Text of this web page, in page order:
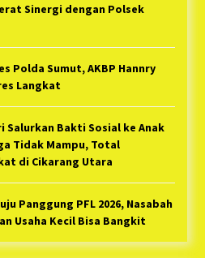
Sinergi dengan Polsek
Polda Sumut, AKBP Hannry
Langkat
Salurkan Bakti Sosial ke Anak
Tidak Mampu, Total
di Cikarang Utara
Panggung PFL 2026, Nasabah
Usaha Kecil Bisa Bangkit